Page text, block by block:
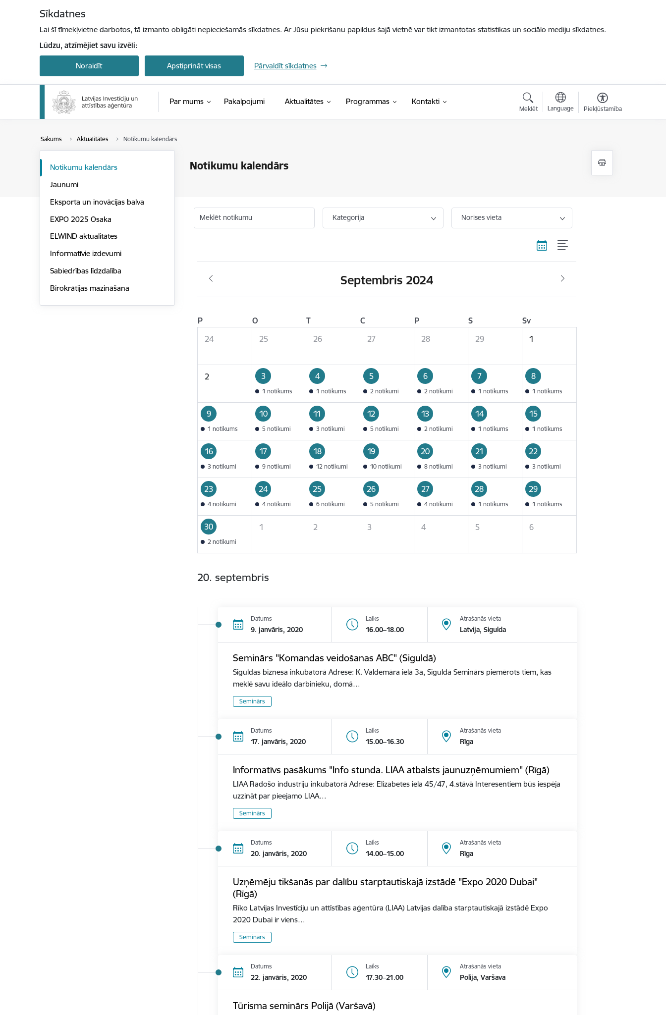
Sīkdatnes
Lai šī tīmekļvietne darbotos, tā izmanto obligāti nepieciešamās sīkdatnes. Ar Jūsu piekrišanu papildus šajā vietnē var tikt izmantotas statistikas un sociālo mediju sīkdatnes.
Lūdzu, atzīmējiet savu izvēli:
Noraidīt Apstiprināt visas Pārvaldīt sīkdatnes
Par mums Pakalpojumi Aktualitātes Programmas Kontakti
Meklēt Language Piekļūstamība
Sākums Aktualitātes Notikumu kalendārs
Notikumu kalendārs
Notikumu kalendārs
Jaunumi
Eksporta un inovācijas balva
EXPO 2025 Osaka
ELWIND aktualitātes
Informatīvie izdevumi
Sabiedrības līdzdalība
Birokrātijas mazināšana
Meklēt notikumu Kategorija Norises vieta
Septembris 2024
P O T C P S
Sv
24
25 26 27 28 29 1
2 3
1 notikums
4
1 notikums
5
2 notikumi
6
2 notikumi
7
1 notikums
8
1 notikums
9
1 notikums
10
5 notikumi
11
3 notikumi
12
5 notikumi
13
2 notikumi
14
1 notikums
15
1 notikums
16
3 notikumi
17
9 notikumi
18
12 notikumi
19
10 notikumi
20
8 notikumi
21
3 notikumi
22
3 notikumi
23
4 notikumi
24
4 notikumi
25
6 notikumi
26
5 notikumi
27
4 notikumi
28
1 notikums
29
1 notikums
30
2 notikumi
1 2 3 4 5 6
20. septembris
Datums
9. janvāris, 2020
Laiks
16.00–18.00
Atrašanās vieta
Latvija, Sigulda
Seminārs "Komandas veidošanas ABC" (Siguldā)
Siguldas biznesa inkubatorā Adrese: K. Valdemāra ielā 3a, Siguldā Seminārs piemērots tiem, kas
meklē savu ideālo darbinieku, domā…
Seminārs
Datums
17. janvāris, 2020
Laiks
15.00–16.30
Atrašanās vieta
Rīga
Informatīvs pasākums "Info stunda. LIAA atbalsts jaunuzņēmumiem" (Rīgā)
LIAA Radošo industriju inkubatorā Adrese: Elizabetes iela 45/47, 4.stāvā Interesentiem būs iespēja
uzzināt par pieejamo LIAA…
Seminārs
Datums
20. janvāris, 2020
Laiks
14.00–15.00
Atrašanās vieta
Rīga
Uzņēmēju tikšanās par dalību starptautiskajā izstādē "Expo 2020 Dubai"
(Rīgā)
Rīko Latvijas Investīciju un attīstības aģentūra (LIAA) Latvijas dalība starptautiskajā izstādē Expo
2020 Dubai ir viens…
Seminārs
Datums
22. janvāris, 2020
Laiks
17.30–21.00
Atrašanās vieta
Polija, Varšava
Tūrisma seminārs Polijā (Varšavā)